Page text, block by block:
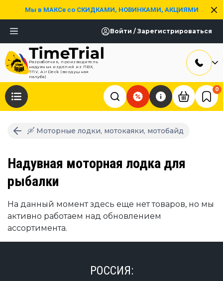
Мы в МАКСе со СКИДКАМИ, НОВИНКАМИ, АКЦИЯМИ
Войти / Зарегистрироваться
Разработчик, производитель
надувных изделий из ПВХ,
ТПУ, AirDeck (воздушная
палуба)
0
🛶 Моторные лодки, мотокаяки, мотобайд
Надувная моторная лодка для
рыбалки
На данный момент здесь еще нет товаров, но мы
активно работаем над обновлением
ассортимента.
РОССИЯ: